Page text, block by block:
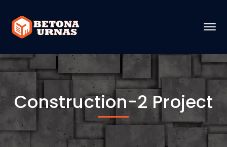
Construction-2 Project